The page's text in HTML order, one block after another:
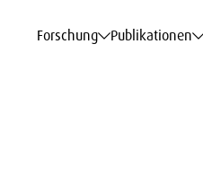
Forschung Publikationen